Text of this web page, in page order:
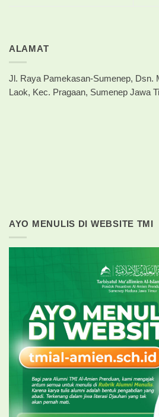
ALAMAT
Jl. Raya Pamekasan-Sumenep, Dsn.
Laok, Kec. Pragaan, Sumenep Jawa
AYO MENULIS DI WEBSITE TMI